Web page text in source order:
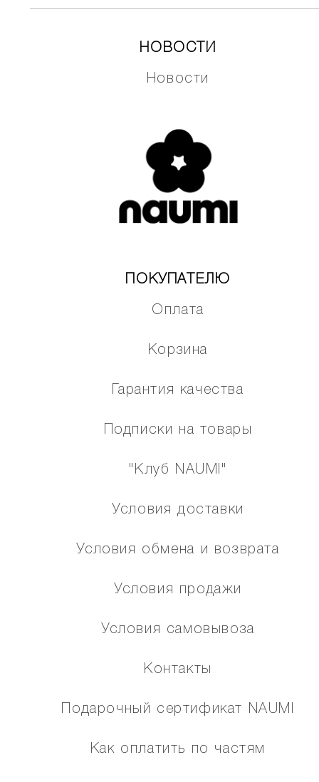
НОВОСТИ
Новости
ПОКУПАТЕЛЮ
Оплата
Корзина
Гарантия качества
Подписки на товары
"Клуб NAUMI"
Условия доставки
Условия обмена и возврата
Условия продажи
Условия самовывоза
Контакты
Подарочный сертификат NAUMI
Как оплатить по частям